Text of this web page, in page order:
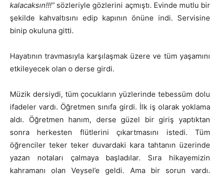
kalacaksın!!!” sözleriyle gözlerini açmıştı. Evinde mutlu bir
şekilde kahvaltısını edip kapının önüne indi. Servisine
binip okuluna gitti.
Hayatının travmasıyla karşılaşmak üzere ve tüm yaşamını
etkileyecek olan o derse girdi.
Müzik dersiydi, tüm çocukların yüzlerinde tebessüm dolu
ifadeler vardı. Öğretmen sınıfa girdi. İlk iş olarak yoklama
aldı. Öğretmen hanım, derse güzel bir giriş yaptıktan
sonra herkesten flütlerini çıkartmasını istedi. Tüm
öğrenciler teker teker duvardaki kara tahtanın üzerinde
yazan notaları çalmaya başladılar. Sıra hikayemizin
kahramanı olan Veysel’e geldi. Ama bir sorun vardı.